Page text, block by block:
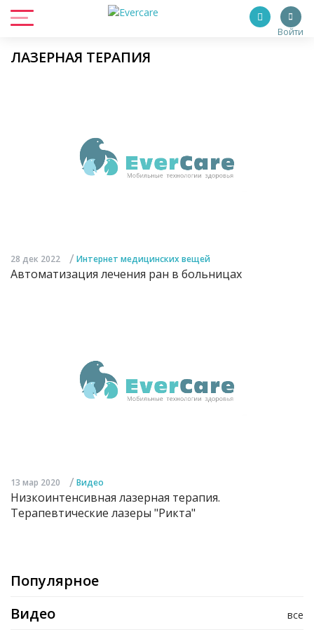
Войти
ЛАЗЕРНАЯ ТЕРАПИЯ
28 дек 2022 / Интернет медицинских вещей
Автоматизация лечения ран в больницах
13 мар 2020 / Видео
Низкоинтенсивная лазерная терапия.
Терапевтические лазеры "Рикта"
Популярное
все
Видео